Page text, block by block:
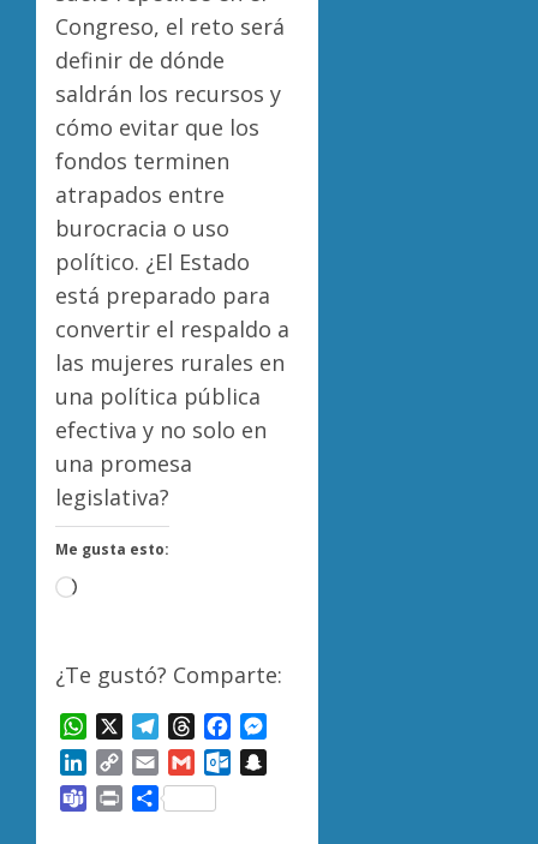
Congreso, el reto será
definir de dónde
saldrán los recursos y
cómo evitar que los
fondos terminen
atrapados entre
burocracia o uso
político. ¿El Estado
está preparado para
convertir el respaldo a
las mujeres rurales en
una política pública
efectiva y no solo en
una promesa
legislativa?
Me gusta esto:
Cargando...
¿Te gustó? Comparte:
WhatsAppTelegram
ThreadsFacebook
LinkedIn
Copy
Link
Email GmailOutlook.com
TeamsPrintCompartir